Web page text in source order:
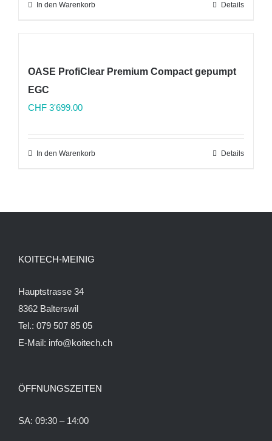
In den Warenkorb Details
OASE ProfiClear Premium Compact gepumpt
EGC
CHF 3'699.00
In den Warenkorb Details
KOITECH-MEINIG
Hauptstrasse 34
8362 Balterswil
Tel.: 079 507 85 05
E-Mail: info@koitech.ch
ÖFFNUNGSZEITEN
SA: 09:30 – 14:00